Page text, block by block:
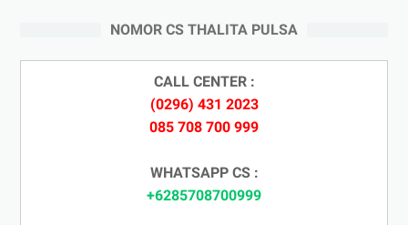
NOMOR CS THALITA PULSA
CALL CENTER :
(0296) 431 2023
085 708 700 999
WHATSAPP CS :
+6285708700999